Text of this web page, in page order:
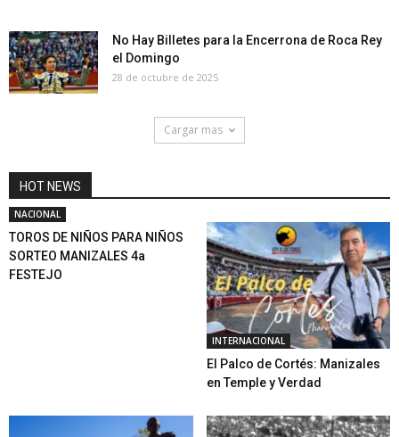
No Hay Billetes para la Encerrona de Roca Rey
el Domingo
28 de octubre de 2025
Cargar mas
HOT NEWS
NACIONAL
TOROS DE NIÑOS PARA NIÑOS
SORTEO MANIZALES 4a
FESTEJO
INTERNACIONAL
El Palco de Cortés: Manizales
en Temple y Verdad